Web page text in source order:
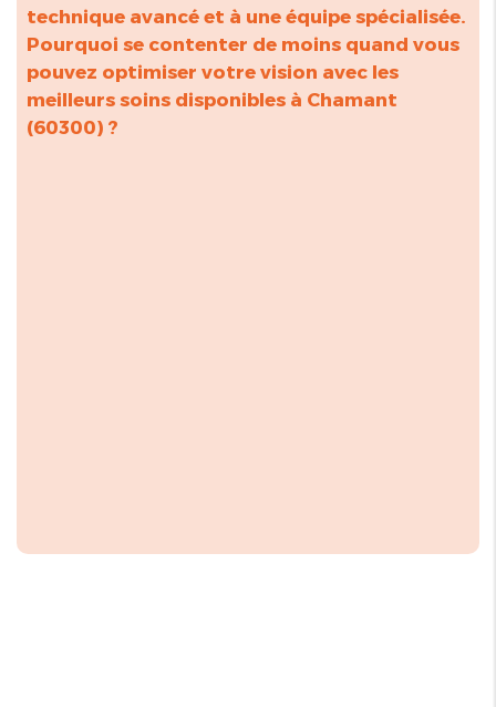
technique avancé et à une équipe spécialisée.
Pourquoi se contenter de moins quand vous
pouvez optimiser votre vision avec les
meilleurs soins disponibles à Chamant
(60300) ?